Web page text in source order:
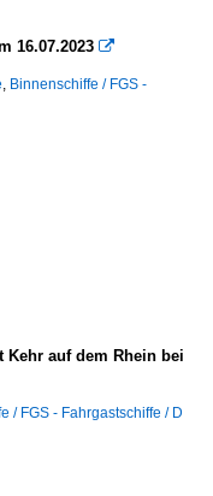
16.07.2023 
, Binnenschiffe / FGS -
Kehr auf dem Rhein bei
/ FGS - Fahrgastschiffe / D